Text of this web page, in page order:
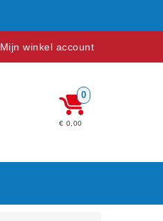
Mijn winkel account
0
€ 0,00